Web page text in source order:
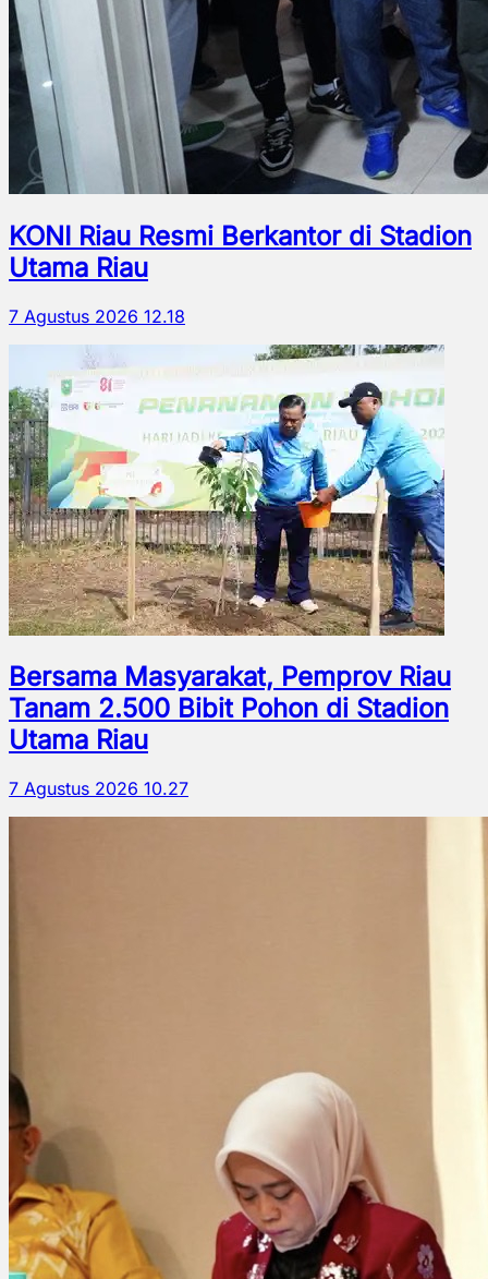
KONI Riau Resmi Berkantor di Stadion
Utama Riau
7 Agustus 2026 12.18
Bersama Masyarakat, Pemprov Riau
Tanam 2.500 Bibit Pohon di Stadion
Utama Riau
7 Agustus 2026 10.27